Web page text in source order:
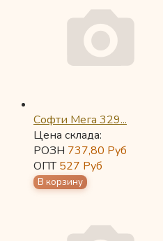
Софти Мега 329...
Цена склада:
РОЗН 737,80 Руб
ОПТ527 Руб